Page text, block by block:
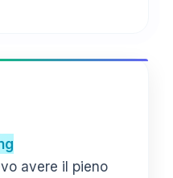
close > high[1]
Then begin vol
+ netprofit)
avere il pieno